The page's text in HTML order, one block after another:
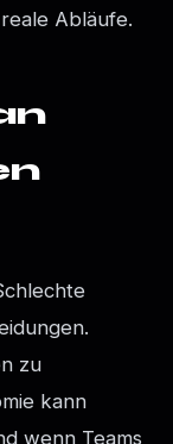
Abläufe.
zu
kann
wenn Teams